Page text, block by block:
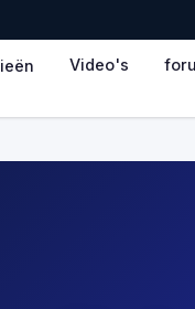
Video's